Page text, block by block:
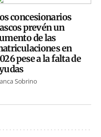
concesionarios
prevén un
de las
en
pese a la falta de
Sobrino